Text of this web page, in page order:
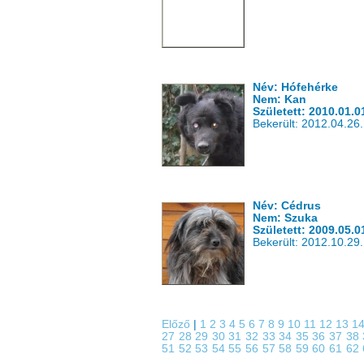
Név: Hófehérke
Nem: Kan
Született:
Bekerült: 2012.04.26.
Név: Cédrus
Nem: Szuka
Született:
Bekerült: 2012.10.29.
Előző 1 2 3 4 5 6 7 8 9 10 11 12 13
27 2829 303132 3334 353637 38
51 52 53 54 55 56 57 58 596061 62